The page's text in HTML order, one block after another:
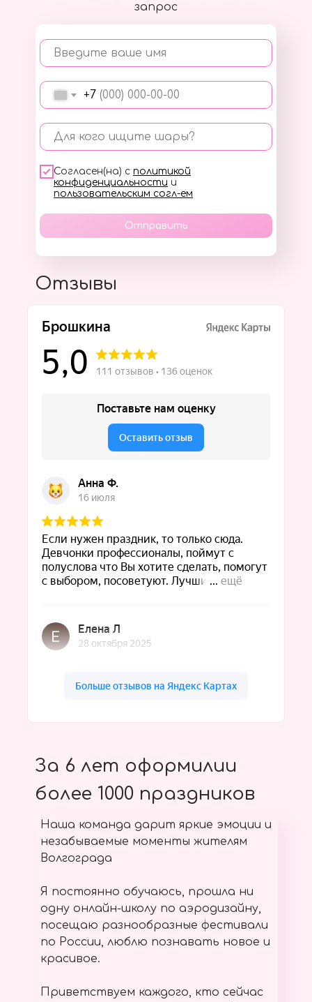
запрос
Введите ваше имя
+7
Для кого ищите шары?
Согласен(на) с политикой
конфиденциальности и
пользовательским согл-ем
Отправить
Отзывы
За 6 лет оформилии
более 1000 праздников
Наша команда дарит яркие эмоции и
незабываемые моменты жителям
Волгограда
Я постоянно обучаюсь, прошла ни
одну онлайн-школу по аэродизайну,
посещаю разнообразные фестивали
по России, люблю познавать новое и
красивое.
Приветствуем каждого, кто сейчас